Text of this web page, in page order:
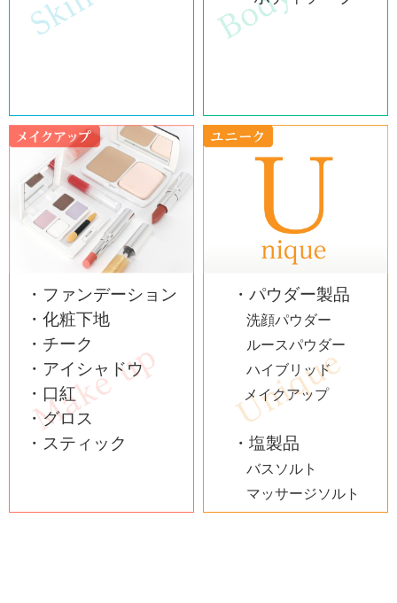
・ファンデーション
・化粧下地
・チーク
・アイシャドウ
・口紅
・グロス
・スティック
・パウダー製品
洗顔パウダー
ルースパウダー
ハイブリッド
メイクアップ
・塩製品
バスソルト
マッサージソルト